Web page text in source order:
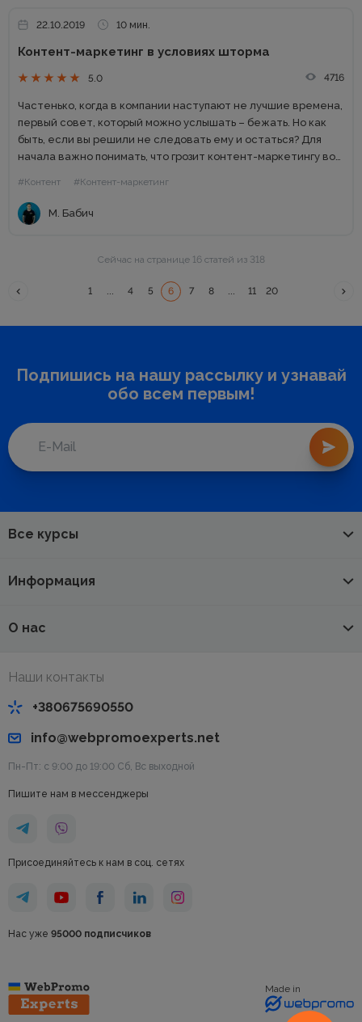
22.10.2019 10 мин.
Контент-маркетинг в условиях шторма
5.0 4716
Частенько, когда в компании наступают не лучшие времена,
первый совет, который можно услышать – бежать. Но как
быть, если вы решили не следовать ему и остаться? Для
начала важно понимать, что грозит контент-маркетингу во
#Контент #Контент-маркетинг
М. Бабич
Сейчас на странице 16 статей из 318
1 4 5 6 7 8 11 20
Подпишись на нашу рассылку и узнавай
обо всем первым!
Все курсы
Информация
О нас
Наши контакты
+380675690550
info@webpromoexperts.net
Пн-Пт: с 9:00 до 19:00 Cб, Вс выходной
Пишите нам в мессенджеры
Присоединяйтесь к нам в соц. сетях
Нас уже 95000 подписчиков
Made in